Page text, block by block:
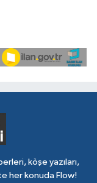
köşe yazıları,
her konuda Flow!